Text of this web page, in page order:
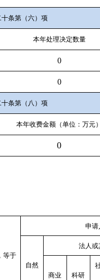
十条第（六）项
本年处理决定数量
0
0
十条第（八）项
本年收费金额（单位：万元）
0
等于
申请
自然
法人或
商业 科研